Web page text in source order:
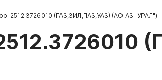
2512.3726010 (ГАЗ,ЗИЛ,ПАЗ,УАЗ) (АО"АЗ" УРАЛ")